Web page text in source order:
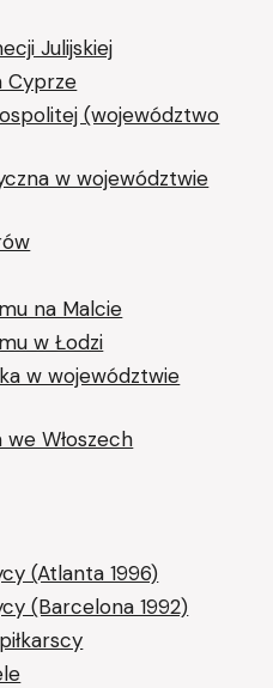
Julijskiej
Cyprze
(województwo
w województwie
na Malcie
w Łodzi
w województwie
Włoszech
(Atlanta 1996)
(Barcelona 1992)